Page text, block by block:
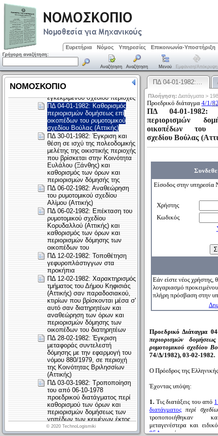
Ευρετήρια Νόμος Υπηρεσίες Επικοινωνία-Υποστήριξη
Γρήγορη αναζήτηση:
Αναζήτηση Αναζήτηση Μενού Εμφάνιση/απόκρυψη
ΠΔ 04-01-1982:…